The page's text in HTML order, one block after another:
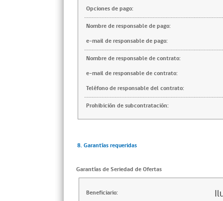
Opciones de pago:
Nombre de responsable de pago:
e-mail de responsable de pago:
Nombre de responsable de contrato:
e-mail de responsable de contrato:
Teléfono de responsable del contrato:
Prohibición de subcontratación:
8. Garantías requeridas
Garantías de Seriedad de Ofertas
Beneficiario: